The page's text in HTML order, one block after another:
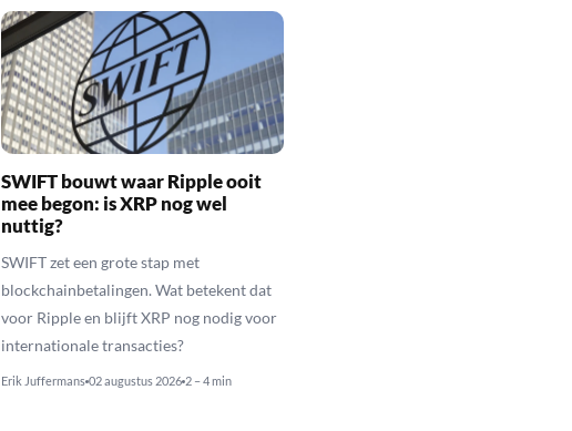
SWIFT bouwt waar Ripple ooit
mee begon: is XRP nog wel
nuttig?
SWIFT zet een grote stap met
blockchainbetalingen. Wat betekent dat
voor Ripple en blijft XRP nog nodig voor
internationale transacties?
Erik Juffermans 02 augustus 2026 2 – 4 min